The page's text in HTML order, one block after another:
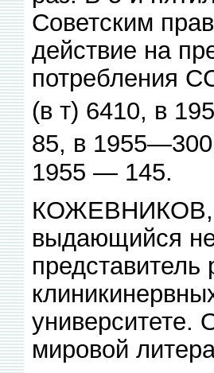
Советским
действие на
потребления
(в т) 6410, в
85, в
1955 — 145.
КОЖЕВНИКОВ,
выдающийся
университете.
мировой